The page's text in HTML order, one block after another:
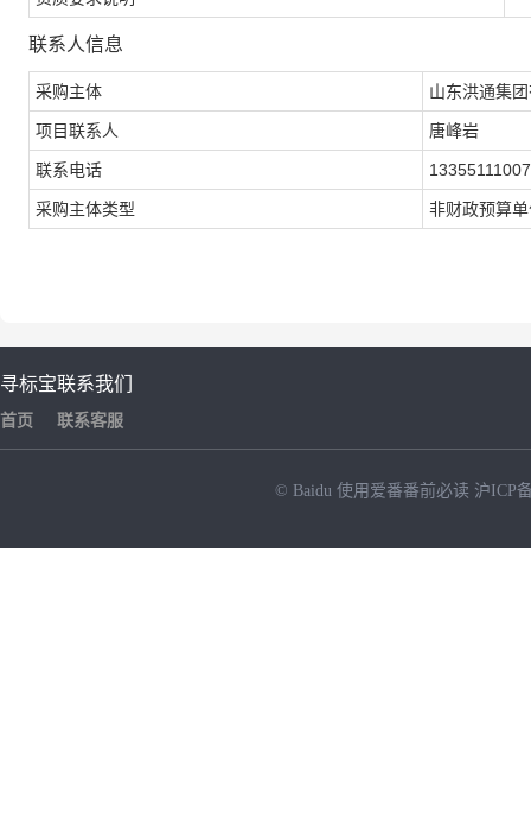
联系人信息
采购主体 山东洪通集
项目联系人 唐峰岩
联系电话 13355111007
采购主体类型 非财政预算
寻标宝
首页
联系我们
联系客服
© Baidu 使用爱番番前必读 沪ICP